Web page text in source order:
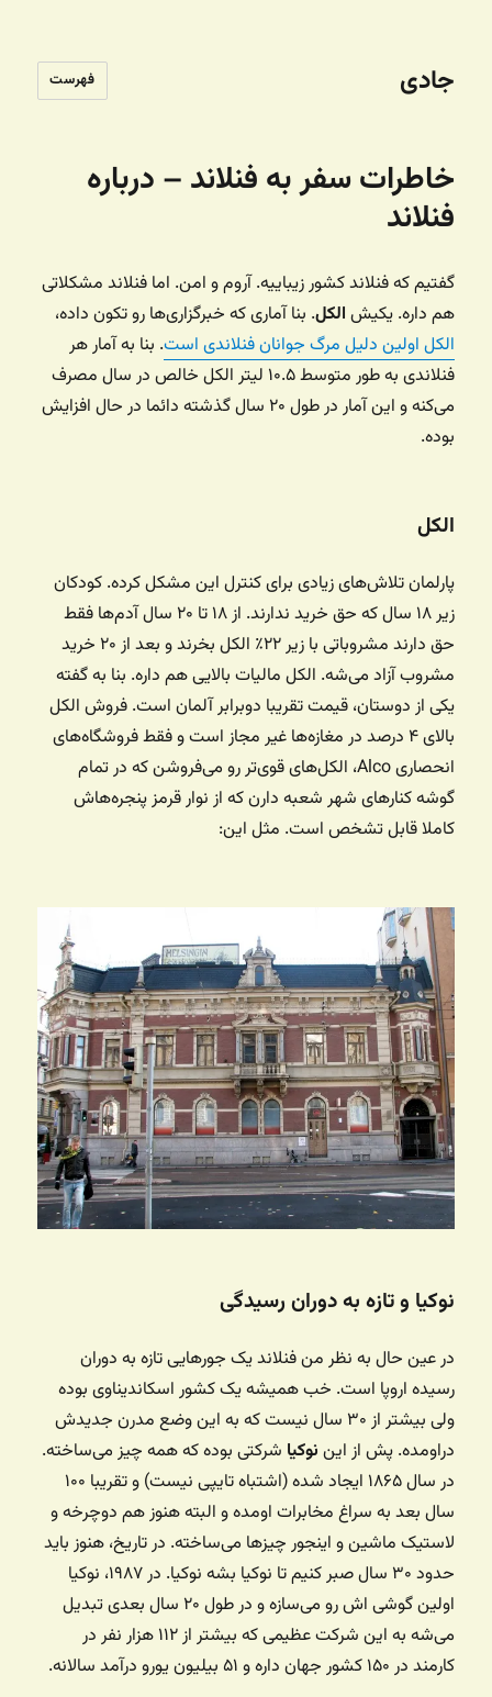
جادی فهرست
خاطرات سفر به فنلاند – درباره
فنلاند
گفتیم که فنلاند کشور زیباییه. آروم و امن. اما فنلاند مشکلاتی
هم داره. یکیش الکل. بنا آماری که خبرگزاری‌ها رو تکون داده،
الکل اولین دلیل مرگ جوانان فنلاندی است. بنا به آمار هر
فنلاندی به طور متوسط ۱۰.۵ لیتر الکل خالص در سال مصرف
می‌کنه و این آمار در طول ۲۰ سال گذشته دائما در حال افزایش
بوده.
الکل
پارلمان تلاش‌های زیادی برای کنترل این مشکل کرده. کودکان
زیر ۱۸ سال که حق خرید ندارند. از ۱۸ تا ۲۰ سال آدم‌ها فقط
حق دارند مشروباتی با زیر ۲۲٪ الکل بخرند و بعد از ۲۰ خرید
مشروب آزاد می‌شه. الکل مالیات بالایی هم داره. بنا به گفته
یکی از دوستان، قیمت تقریبا دوبرابر آلمان است. فروش الکل
بالای ۴ درصد در مغازه‌ها غیر مجاز است و فقط فروشگاه‌های
انحصاری Alco، الکل‌های قوی‌تر رو می‌فروشن که در تمام
گوشه کنارهای شهر شعبه دارن که از نوار قرمز پنجره‌هاش
کاملا قابل تشخص است. مثل این:
نوکیا و تازه به دوران رسیدگی
در عین حال به نظر من فنلاند یک جورهایی تازه به دوران
رسیده اروپا است. خب همیشه یک کشور اسکاندیناوی بوده
ولی بیشتر از ۳۰ سال نیست که به این وضع مدرن جدیدش
دراومده. پش از این نوکیا شرکتی بوده که همه چیز می‌ساخته.
در سال ۱۸۶۵ ایجاد شده (اشتباه تایپی نیست) و تقریبا ۱۰۰
سال بعد به سراغ مخابرات اومده و البته هنوز هم دوچرخه و
لاستیک ماشین و اینجور چیزها می‌ساخته. در تاریخ، هنوز باید
حدود ۳۰ سال صبر کنیم تا نوکیا بشه نوکیا. در ۱۹۸۷، نوکیا
اولین گوشی اش رو می‌سازه و در طول ۲۰ سال بعدی تبدیل
می‌شه به این شرکت عظیمی که بیشتر از ۱۱۲ هزار نفر در
کارمند در ۱۵۰ کشور جهان داره و ۵۱ بیلیون یورو درآمد سالانه.